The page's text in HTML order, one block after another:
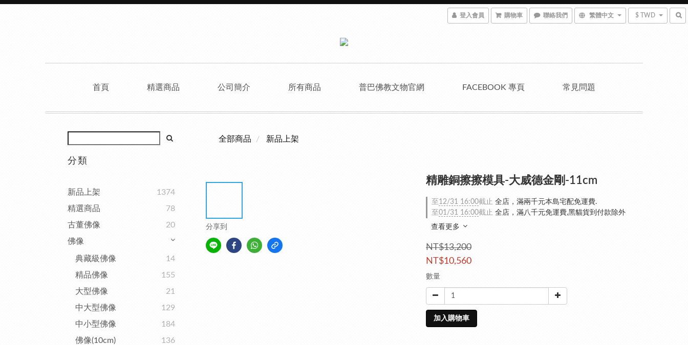
登入會員 購物車 聯絡我們 繁體中文 $ TWD
首頁 精選商品 公司簡介 所有商品 普巴佛教文物官網 FACEBOOK 專頁 常見問題
分類
新品上架
1374
精選商品
78
古董佛像
20
佛像
典藏級佛像
14
精品佛像
155
大型佛像
21
中大型佛像
129
中小型佛像
184
佛像(10cm)
136
全部商品 新品上架
分享到
精雕銅擦擦模具-大威德金剛-11cm
至 12/31 16:00截止 全店，滿兩千元本島宅配免運費.
至01/31 16:00截止 全店，滿八千元免運費,黑貓貨到付款除外
查看更多
NT$13,200
NT$10,560
數量
加入購物車